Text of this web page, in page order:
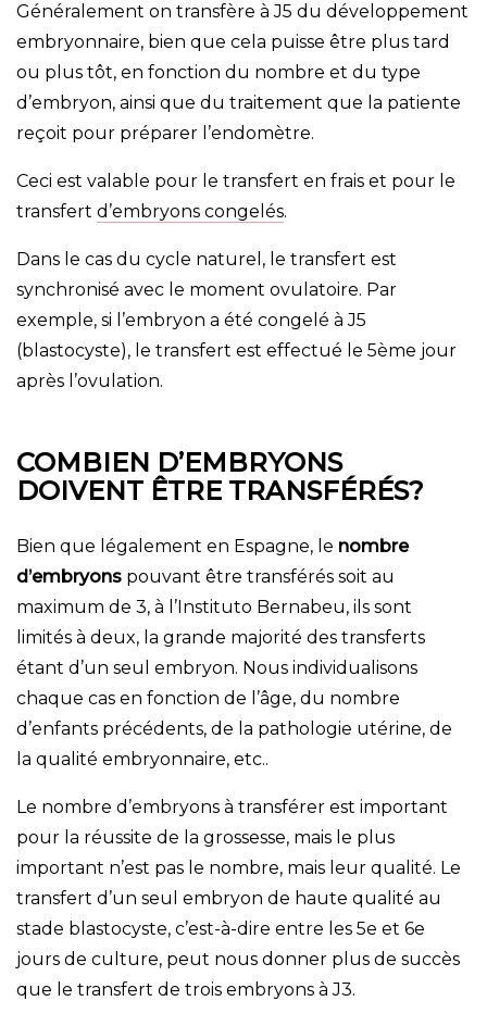
Généralement on transfère à J5 du développement
embryonnaire, bien que cela puisse être plus tard
ou plus tôt, en fonction du nombre et du type
d’embryon, ainsi que du traitement que la patiente
reçoit pour préparer l’endomètre.
Ceci est valable pour le transfert en frais et pour le
transfert d’embryons congelés.
Dans le cas du cycle naturel, le transfert est
synchronisé avec le moment ovulatoire. Par
exemple, si l’embryon a été congelé à J5
(blastocyste), le transfert est effectué le 5ème jour
après l’ovulation.
COMBIEN D’EMBRYONS
DOIVENT ÊTRE TRANSFÉRÉS?
Bien que légalement en Espagne, le nombre
d’embryons pouvant être transférés soit au
maximum de 3, à l’Instituto Bernabeu, ils sont
limités à deux, la grande majorité des transferts
étant d’un seul embryon. Nous individualisons
chaque cas en fonction de l’âge, du nombre
d’enfants précédents, de la pathologie utérine, de
la qualité embryonnaire, etc..
Le nombre d’embryons à transférer est important
pour la réussite de la grossesse, mais le plus
important n’est pas le nombre, mais leur qualité. Le
transfert d’un seul embryon de haute qualité au
stade blastocyste, c’est-à-dire entre les 5e et 6e
jours de culture, peut nous donner plus de succès
que le transfert de trois embryons à J3.